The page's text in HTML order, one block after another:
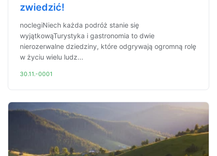
zwiedzić!
noclegiNiech każda podróż stanie się
wyjątkowąTurystyka i gastronomia to dwie
nierozerwalne dziedziny, które odgrywają ogromną rolę
w życiu wielu ludz...
30.11.-0001